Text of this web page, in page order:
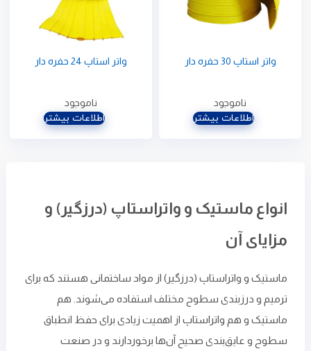
واتر استاپ 30 حفره دار
ناموجود
اطلاعات بیشتر
واتر استاپ 24 حفره دار
ناموجود
اطلاعات بیشتر
انواع ماستیک و واتراستاپ (درزگیر) و
مزایای آن
ماستیک و واتراستاپ (درزگیر) از مواد ساختمانی هستند که برای
ترمیم و درزبندی سطوح مختلف استفاده می‌شوند. هم
ماستیک و هم واتراستاپ از اهمیت زیادی برای حفظ انطباق
سطوح و عایق‌بندی صحیح آن‌ها برخوردارند و در صنعت